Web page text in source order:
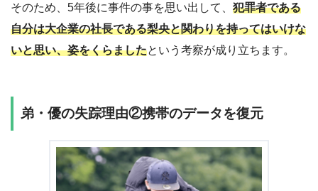
そのため、5年後に事件の事を思い出して、 犯罪者である
自分は大企業の社長である梨央と関わりを持ってはいけな
いと思い、姿をくらましたという考察が成り立ちます。
弟・優の失踪理由②携帯のデータを復元